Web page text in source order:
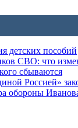
детских пособий
СВО: что
сбываются
Россией»
обороны